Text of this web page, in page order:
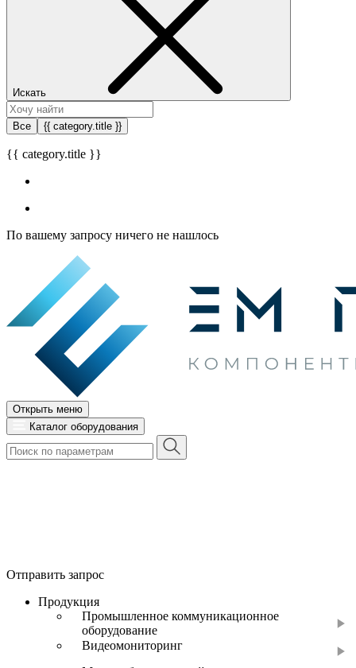
Искать
Все {{ category.title }}
{{ category.title }}
По вашему запросу ничего не нашлось
Открыть меню
Каталог оборудования
Отправить запрос
Продукция
Промышленное коммуникационное
оборудование
Видеомониторинг